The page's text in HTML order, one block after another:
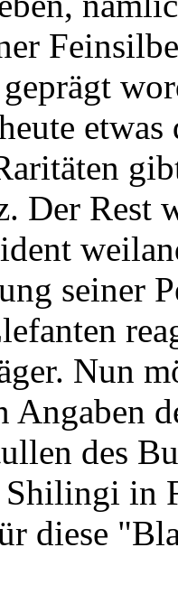
Der Rest
seiner
Nun
Angaben
des
Shilingi in
diese